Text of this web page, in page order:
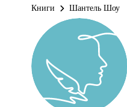
Книги Шантель Шоу